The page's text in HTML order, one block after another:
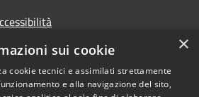
×
sui cookie
cookie tecnici e assimilati strettamente
e alla navigazione del sito,